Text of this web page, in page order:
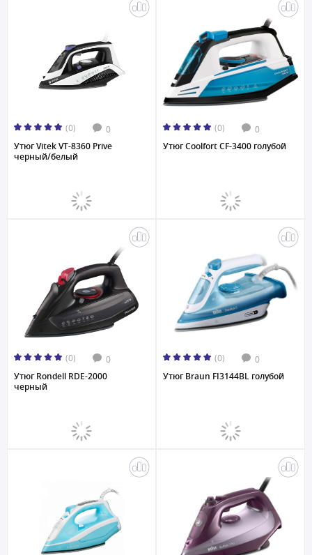
(0) 0
Утюг Vitek VT-8360 Prive
черный/белый
(0) 0
Утюг Coolfort CF-3400 голубой
(0) 0
Утюг Rondell RDE-2000
черный
(0) 0
Утюг Braun FI3144BL голубой